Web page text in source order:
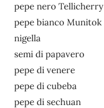
pepe nero Tellicherry
pepe bianco Munitok
nigella
semi di papavero
pepe di venere
pepe di cubeba
pepe di sechuan